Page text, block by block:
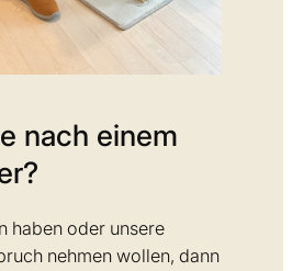
nach einem
haben oder unsere
nehmen wollen, dann